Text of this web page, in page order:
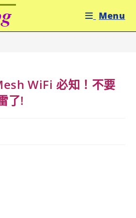
Menu
WiFi 必知！不要
了!